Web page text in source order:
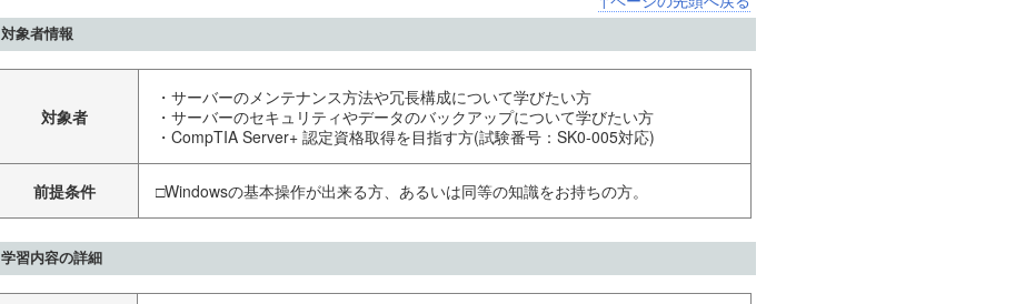
対象者情報
対象者
・サーバーのメンテナンス方法や冗長構成について学びたい方
・サーバーのセキュリティやデータのバックアップについて学びたい方
・CompTIA Server+ 認定資格取得を目指す方(試験番号：SK0-005対応)
前提条件 □Windowsの基本操作が出来る方、あるいは同等の知識をお持ちの方。
学習内容の詳細